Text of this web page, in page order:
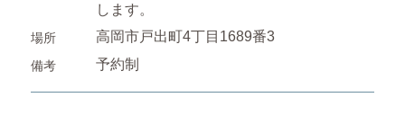
します。
場所 高岡市戸出町4丁目1689番3
備考 予約制